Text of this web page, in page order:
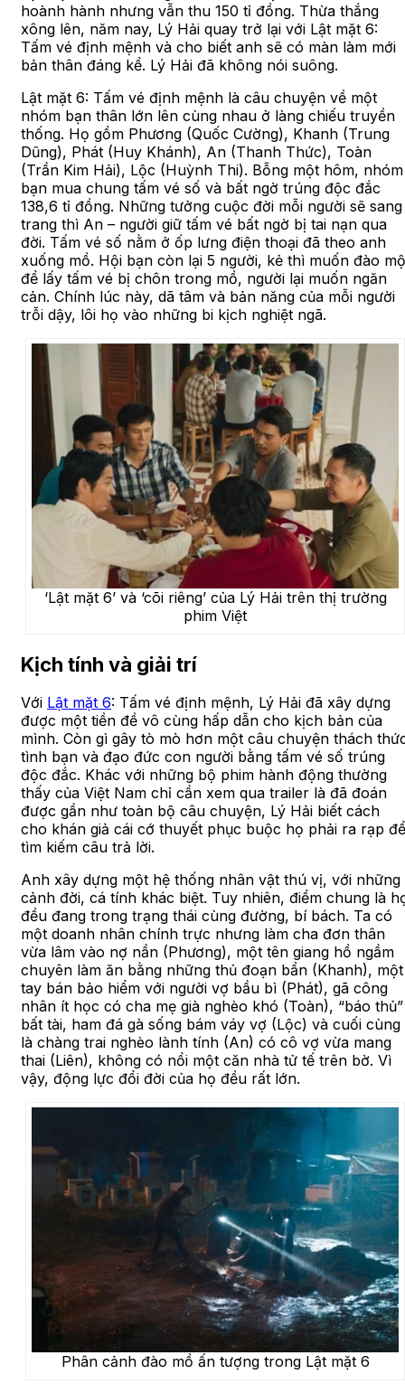
hoành hành nhưng vẫn thu 150 tỉ đồng. Thừa thắng
xông lên, năm nay, Lý Hải quay trở lại với Lật mặt 6:
Tấm vé định mệnh và cho biết anh sẽ có màn làm mới
bản thân đáng kể. Lý Hải đã không nói suông.
Lật mặt 6: Tấm vé định mệnh là câu chuyện về một
nhóm bạn thân lớn lên cùng nhau ở làng chiếu truyền
thống. Họ gồm Phương (Quốc Cường), Khanh (Trung
Dũng), Phát (Huy Khánh), An (Thanh Thức), Toàn
(Trần Kim Hải), Lộc (Huỳnh Thi). Bỗng một hôm, nhóm
bạn mua chung tấm vé số và bất ngờ trúng độc đắc
138,6 tỉ đồng. Những tưởng cuộc đời mỗi người sẽ sang
trang thì An – người giữ tấm vé bất ngờ bị tai nạn qua
đời. Tấm vé số nằm ở ốp lưng điện thoại đã theo anh
xuống mồ. Hội bạn còn lại 5 người, kẻ thì muốn đào mộ
để lấy tấm vé bị chôn trong mồ, người lại muốn ngăn
cản. Chính lúc này, dã tâm và bản năng của mỗi người
trỗi dậy, lôi họ vào những bi kịch nghiệt ngã.
‘Lật mặt 6’ và ‘cõi riêng’ của Lý Hải trên thị trường
phim Việt
Kịch tính và giải trí
Với Lật mặt 6: Tấm vé định mệnh, Lý Hải đã xây dựng
được một tiền đề vô cùng hấp dẫn cho kịch bản của
mình. Còn gì gây tò mò hơn một câu chuyện thách
tình bạn và đạo đức con người bằng tấm vé số trúng
độc đắc. Khác với những bộ phim hành động thường
thấy của Việt Nam chỉ cần xem qua trailer là đã đoán
được gần như toàn bộ câu chuyện, Lý Hải biết cách
cho khán giả cái cớ thuyết phục buộc họ phải ra rạp để
tìm kiếm câu trả lời.
Anh xây dựng một hệ thống nhân vật thú vị, với những
cảnh đời, cá tính khác biệt. Tuy nhiên, điểm chung là
đều đang trong trạng thái cùng đường, bí bách. Ta có
một doanh nhân chính trực nhưng làm cha đơn thân
vừa lâm vào nợ nần (Phương), một tên giang hồ ngầm
chuyên làm ăn bằng những thủ đoạn bẩn (Khanh), một
tay bán bảo hiểm với người vợ bầu bì (Phát), gã công
nhân ít học có cha mẹ già nghèo khó (Toàn), “báo thủ”
bất tài, ham đá gà sống bám váy vợ (Lộc) và cuối cùng
là chàng trai nghèo lành tính (An) có cô vợ vừa mang
thai (Liên), không có nổi một căn nhà tử tế trên bờ. Vì
vậy, động lực đổi đời của họ đều rất lớn.
Phân cảnh đào mồ ấn tượng trong Lật mặt 6